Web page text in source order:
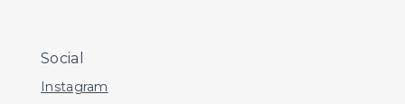
Social
Instagram